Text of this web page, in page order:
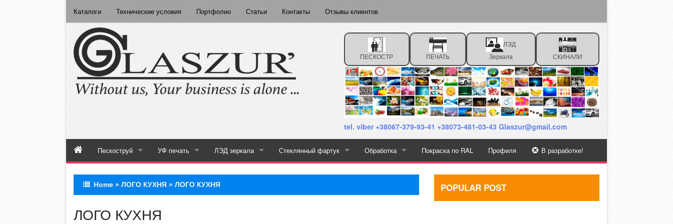
Каталоги Технические условия Портфолио Статьи Контакты Отзывы клиентов
ПЕСКОСТР ПЕЧАТЬ
ЛЭД
Зеркала
СКИНАЛИ
tel. viber +38067-379-93-41 +38073-481-03-43 Glaszur@gmail.com
Пескоструй
Каталог пескоструй
Пескоструй на зеркале
Пескоструй на стекле
УФ печать
Каталог полноцветная печать
УФ печать на стекле
УФ печать на зеркале
ЛЭД зеркала
Каталог зеркала с подсветкой
Стеклянный фартук
Каталог скинали
Обработка
Прирезка
Сверление
Покраска по RAL Профиля В разработке!
Home » ЛОГО КУХНЯ » ЛОГО КУХНЯ
ЛОГО КУХНЯ
POPULAR POST